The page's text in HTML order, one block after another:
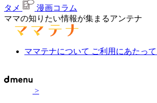
タメ
漫画コラム
ママの知りたい情報が集まるアンテナ
ママテナについて ご利用にあたって
>